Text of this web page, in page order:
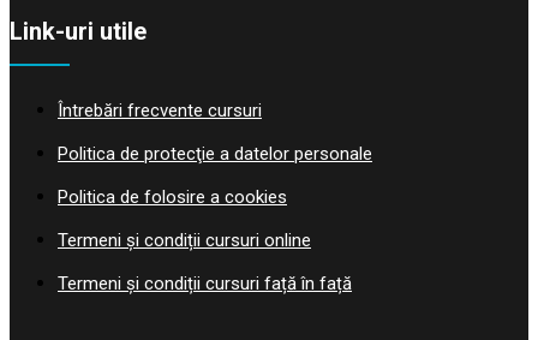
Link-uri utile
Întrebări frecvente cursuri
Politica de protecţie a datelor personale
Politica de folosire a cookies
Termeni și condiții cursuri online
Termeni și condiții cursuri față în față